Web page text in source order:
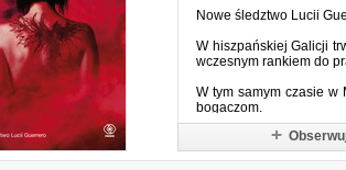
Nowe śledztwo Lucii
W hiszpańskiej Galicji
wczesnym rankiem do
W tym samym czasie w
bogaczom.